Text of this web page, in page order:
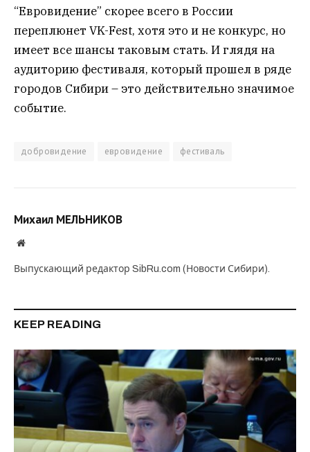
“Евровидение” скорее всего в России
переплюнет VK-Fest, хотя это и не конкурс, но
имеет все шансы таковым стать. И глядя на
аудиторию фестиваля, который прошел в ряде
городов Сибири – это действительно значимое
событие.
добровидение евровидение фестиваль
Михаил МЕЛЬНИКОВ
Website
Выпускающий редактор SibRu.com (Новости Сибири).
KEEP READING